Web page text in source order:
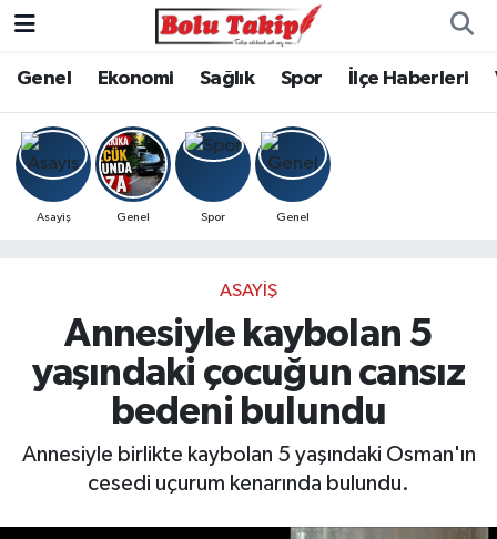
Genel Ekonomi Sağlık Spor İlçe Haberleri
Asayiş Genel Spor Genel
ASAYIŞ
Annesiyle kaybolan 5
yaşındaki çocuğun cansız
bedeni bulundu
Annesiyle birlikte kaybolan 5 yaşındaki Osman'ın
cesedi uçurum kenarında bulundu.